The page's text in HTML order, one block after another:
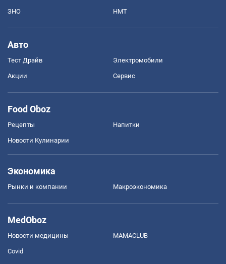
ЗНО НМТ
Авто
Тест Драйв Электромобили
Акции Сервис
Food Oboz
Рецепты Напитки
Новости Кулинарии
Экономика
Рынки и компании Mакроэкономика
MedOboz
Новости медицины MAMACLUB
Covid